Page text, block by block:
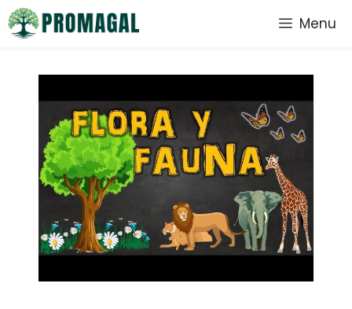
Saltar
al
Menu